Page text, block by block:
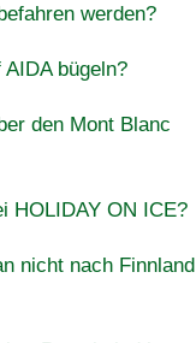
werden?
bügeln?
den Mont Blanc
HOLIDAY ON ICE?
nicht nach Finnland